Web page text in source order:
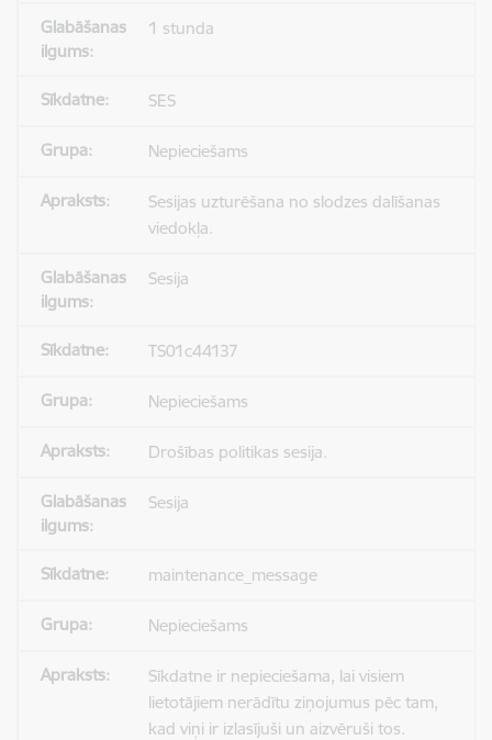
1 stunda
SES
Nepieciešams
Sesijas uzturēšana no slodzes dalīšanas
viedokļa.
Sesija
TS01c44137
Nepieciešams
Drošības politikas sesija.
Sesija
maintenance_message
Nepieciešams
Sīkdatne ir nepieciešama, lai visiem
lietotājiem nerādītu ziņojumus pēc tam,
kad viņi ir izlasījuši un aizvēruši tos.